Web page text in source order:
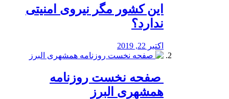
این کشور مگر نیروی امنیتی
ندارد؟
اکتبر 22, 2019
️ صفحه نخست روزنامه‌
همشهری البرز